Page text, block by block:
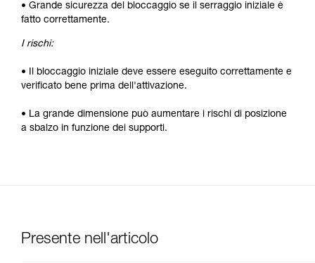
• Grande sicurezza del bloccaggio se il serraggio iniziale è
fatto correttamente.
I rischi:
• Il bloccaggio iniziale deve essere eseguito correttamente e
verificato bene prima dell'attivazione.
• La grande dimensione può aumentare i rischi di posizione
a sbalzo in funzione dei supporti.
Presente nell'articolo